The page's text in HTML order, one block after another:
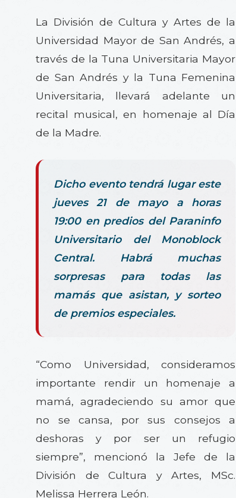
La División de Cultura y Artes de la
Universidad Mayor de San Andrés, a
través de la Tuna Universitaria Mayor
de San Andrés y la Tuna Femenina
Universitaria, llevará adelante un
recital musical, en homenaje al Día
de la Madre.
Dicho evento tendrá lugar este
jueves 21 de mayo a horas
19:00 en predios del Paraninfo
Universitario del Monoblock
Central. Habrá muchas
sorpresas para todas las
mamás que asistan, y sorteo
de premios especiales.
“Como Universidad, consideramos
importante rendir un homenaje a
mamá, agradeciendo su amor que
no se cansa, por sus consejos a
deshoras y por ser un refugio
siempre”, mencionó la Jefe de la
División de Cultura y Artes, MSc.
Melissa Herrera León.